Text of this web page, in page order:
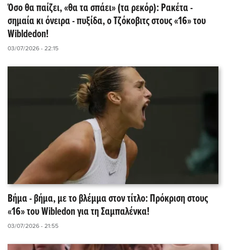
Όσο θα παίζει, «θα τα σπάει» (τα ρεκόρ): Ρακέτα -
σημαία κι όνειρα - πυξίδα, ο Τζόκοβιτς στους «16» του
Wibldedon!
03/07/2026 - 22:15
Βήμα - βήμα, με το βλέμμα στον τίτλο: Πρόκριση στους
«16» του Wibledon για τη Σαμπαλένκα!
03/07/2026 - 21:55